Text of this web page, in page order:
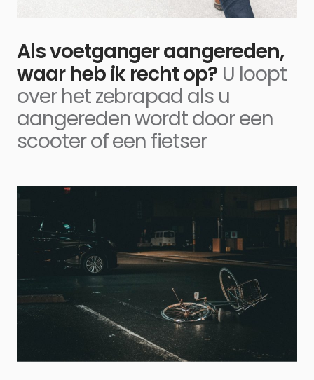
Als voetganger aangereden,
waar heb ik recht op? U loopt
over het zebrapad als u
aangereden wordt door een
scooter of een fietser